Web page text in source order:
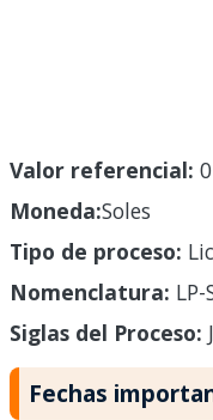
Valor referencial: 0
Moneda:Soles
Tipo de proceso:
Nomenclatura: LP-
Siglas del Proceso:
Fechas